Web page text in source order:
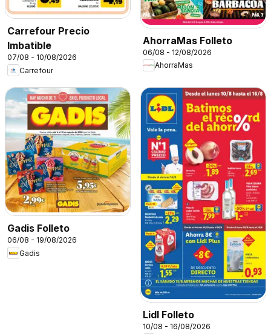
Carrefour Precio
Imbatible
07/08 - 10/08/2026
Carrefour
AhorraMas Folleto
06/08 - 12/08/2026
AhorraMas
Gadis Folleto
06/08 - 19/08/2026
Gadis
Lidl Folleto
10/08 - 16/08/2026